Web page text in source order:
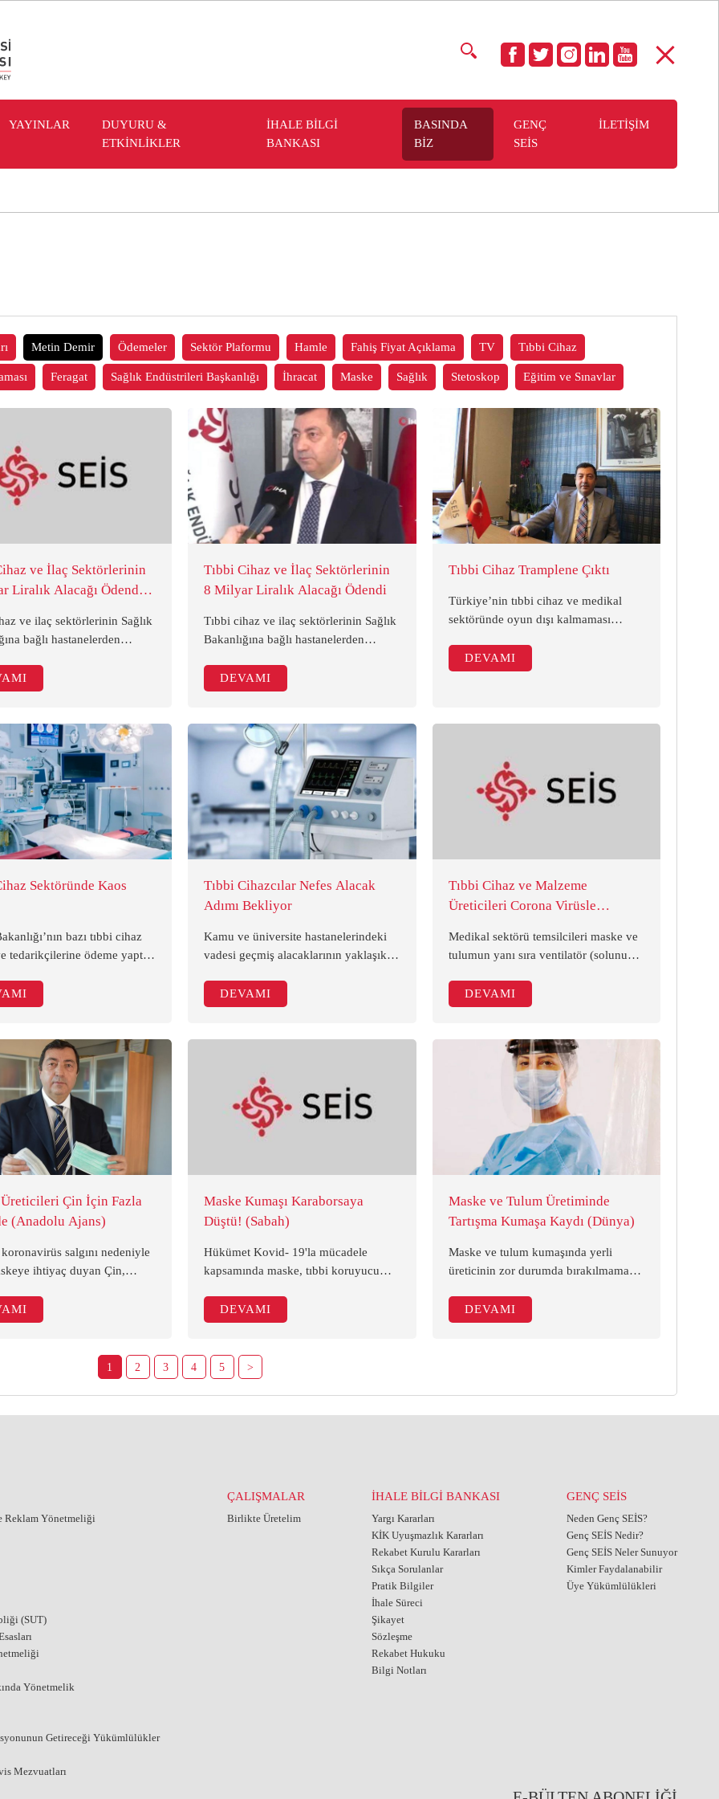
YAYINLAR
DUYURU &
ETKİNLİKLER
İHALE BİLGİ
BANKASI
BASINDA
BİZ
GENÇ
SEİS
İLETİŞİM
Metin Demir Ödemeler Sektör Plaformu Hamle Fahiş Fiyat Açıklama TV Tıbbi Cihaz
Feragat Sağlık Endüstrileri Başkanlığı İhracat Maske Sağlık Stetoskop Eğitim ve Sınavlar
ve İlaç Sektörlerinin
Liralık Alacağı Ödendi
ve ilaç sektörlerinin Sağlık
bağlı hastanelerden
firmalara 8 milyar liralık
Tıbbi Cihaz ve İlaç Sektörlerinin
8 Milyar Liralık Alacağı Ödendi
Tıbbi cihaz ve ilaç sektörlerinin Sağlık
Bakanlığına bağlı hastanelerden
atılarak, firmalara 8 milyar liralık
ödeme yapıldı.
DEVAMI
Tıbbi Cihaz Tramplene Çıktı
Türkiye’nin tıbbi cihaz ve medikal
sektöründe oyun dışı kalmaması
Metin Demir, üreticilerin sürdürülebilir
destek beklediğine vurgu yaptı.
teknolojiler geliştiren sektörün
ihracatta yaşadığı sıçramadan memnun
olduklarını söyledi.
DEVAMI
Sektöründe Kaos
bazı tıbbi cihaz
tedarikçilerine ödeme yaptığı
duyulmasıyla sektörde
belirterek, “Neye
tepkili, 18 aylık alacaklar var”
Tıbbi Cihazcılar Nefes Alacak
Adımı Bekliyor
Kamu ve üniversite hastanelerindeki
vadesi geçmiş alacaklarının yaklaşık 9
SEİS Başkanı Metin Demir, acil ödeme
yapılmaması durumunda kapanmaların
DEVAMI
Tıbbi Cihaz ve Malzeme
Üreticileri Corona Virüsle
Medikal sektörü temsilcileri maske ve
tulumun yanı sıra ventilatör (solunum
konusunda ülkenin kapasitesinin
yeterli olduğunu ve bu konuda panik
DEVAMI
Çin İçin Fazla
(Anadolu Ajans)
salgını nedeniyle
ihtiyaç duyan Çin,
Aylık 10 milyon adetlik üretim
firmalar, Çin'den gelen
Maske Kumaşı Karaborsaya
Düştü! (Sabah)
Hükümet Kovid- 19'la mücadele
kapsamında maske, tıbbi koruyucu
dağıtım ve satışında kontrolü
sağlarken şimdi de kumaş fırsatçıları
üretiminde kullanılan 'Nonwoven'
kumaşların fiyatları piyasada 4-5 kat
arttı.
DEVAMI
Maske ve Tulum Üretiminde
Tartışma Kumaşa Kaydı (Dünya)
Maske ve tulum kumaşında yerli
üreticinin zor durumda bırakılmaması
Metin Demir, "Kumaş üreticileri
kapasitesinin yüzde 25’i iç pazara
DEVAMI
1 2 3 4 5 >
Reklam Yönetmeliği
(SUT)
Yönetmelik
Getireceği Yükümlülükler
Mezvuatları
ÇALIŞMALAR
Birlikte Üretelim
İHALE BİLGİ BANKASI
Yargı Kararları
KİK Uyuşmazlık Kararları
Rekabet Kurulu Kararları
Sıkça Sorulanlar
Pratik Bilgiler
İhale Süreci
Şikayet
Sözleşme
Rekabet Hukuku
Bilgi Notları
GENÇ SEİS
Neden Genç SEİS?
Genç SEİS Nedir?
Genç SEİS Neler Sunuyor
Kimler Faydalanabilir
Üye Yükümlülükleri